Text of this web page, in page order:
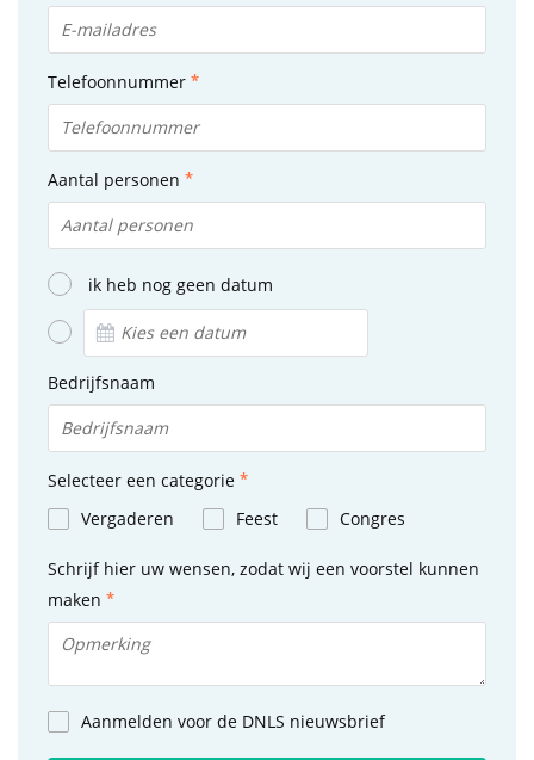
Telefoonnummer
Aantal personen
ik heb nog geen datum
Bedrijfsnaam
Selecteer een categorie
Vergaderen
Feest Congres
Schrijf hier uw wensen, zodat wij een voorstel kunnen
maken
Aanmelden voor de DNLS nieuwsbrief